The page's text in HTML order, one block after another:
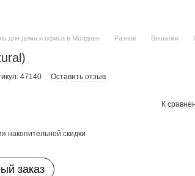
для дома и офиса в Молдове Разное Вешалки
47140 Оставить отзыв
К
накопительной скидки
заказ